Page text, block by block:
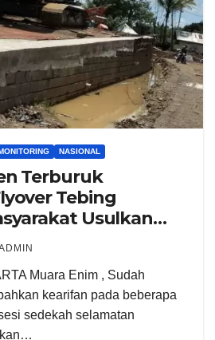
NASIONAL
Terburuk
Tebing
Usulkan
Dan Gelar Doa
Muara Enim , Sudah
kearifan pada beberapa
sedekah selamatan